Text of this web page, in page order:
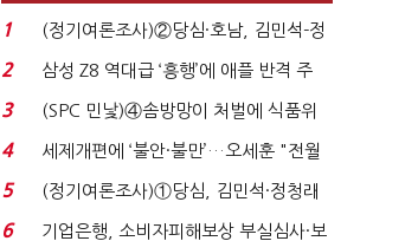
1
(정기여론조사)②당심·호남, 김민석-정
청래 '초접전'...
2
삼성 Z8 역대급 ‘흥행’에 애플 반격 주
목…9월 ‘폴...
3
(SPC 민낯)④솜방망이 처벌에 식품위
생법 위반 반복...
4
세제개편에 ‘불안·불만’…오세훈 "전월
세 구하기 더 ...
5
(정기여론조사)①당심, 김민석·정청래
'초접전'…대통령 ...
6
기업은행, 소비자피해보상 부실심사·보